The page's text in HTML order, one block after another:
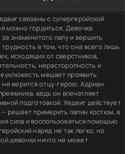
связаны с супергеройской
можно гордиться. Девочка
знаменитого папу и вершить
в том, что она всего лишь
исходящих от сверстников,
нерасторопность и
мешает проявить
не верится отцу-герою. Адриан
ведь он впечатляет
подготовкой. Хедвиг действует
решает примерить папин костюм, в
сила и воспользоваться помощью
наряд не так легко, но
девочки ничто не может